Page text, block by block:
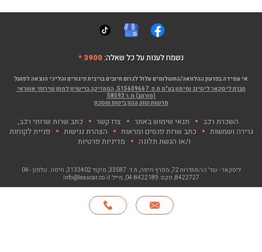
צרו קשר
נשמח לענות על כל שאלה:3900 *
אי עמידה בפרעון ההלוואה/התשלומים עלול לגרום חיובים בריבית פיגורים והליכי הוצאה לפועל
חברת ליסקאר ליסינג ומימון בע"מ ח.פ. 515609667, המחזיקה ברישיון למתן שירותי אשראי
(מורחב) מ.ר 58593
מרשות שוק ההון ביטוח וחסכון
השכרת רכב תנאי שימוש באתר צרו קשר
כתב שרות שרותי רכב,
גרירה ושמשות
כתב שרות פנסים ומראות הצהרת נגישות
פניית לקוחות
ו/או הגשת תלונה
מדיניות פרטיות
ליסקאר - שד' ההסתדרות 72, מפרץ חיפה , ת.ד. 33587, מיקוד 3133402, חיפה. טלפון:
04-
8422727, פקס: 04-8422189, מייל: info@leascar.co.il
האתר פותח ע"י NGSOFT, קישור יפתח בחלון חדש"